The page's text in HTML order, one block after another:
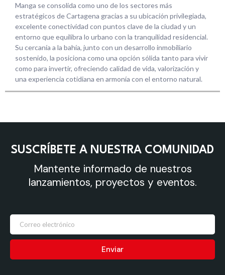
Manga se consolida como uno de los sectores más
estratégicos de Cartagena gracias a su ubicación privilegiada,
excelente conectividad con puntos clave de la ciudad y un
entorno que equilibra lo urbano con la tranquilidad residencial.
Su cercanía a la bahía, junto con un desarrollo inmobiliario
sostenido, la posiciona como una opción sólida tanto para vivir
como para invertir, ofreciendo calidad de vida, valorización y
una experiencia cotidiana en armonía con el entorno natural.
SUSCRÍBETE A NUESTRA COMUNIDAD
Mantente informado de nuestros
lanzamientos, proyectos y eventos.
Enviar